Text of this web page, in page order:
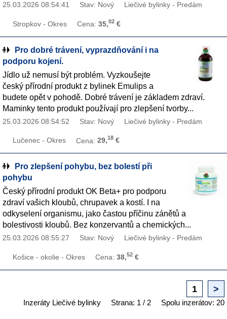
25.03.2026 08:54:41 Stav: Nový Liečivé bylinky - Predám
Stropkov - Okres Cena: 35,02 €
Pro dobré trávení, vyprazdňování i na
podporu kojení.
Jídlo už nemusí být problém. Vyzkoušejte
český přírodní produkt z bylinek Emulips a
budete opět v pohodě. Dobré trávení je základem zdraví.
Maminky tento produkt používají pro zlepšení tvorby...
25.03.2026 08:54:52 Stav: Nový Liečivé bylinky - Predám
Lučenec - Okres Cena: 29,18 €
Pro zlepšení pohybu, bez bolestí při
pohybu
Český přírodní produkt OK Beta+ pro podporu
zdraví vašich kloubů, chrupavek a kostí. I na
odkyselení organismu, jako častou příčinu zánětů a
bolestivosti kloubů. Bez konzervantů a chemických...
25.03.2026 08:55:27 Stav: Nový Liečivé bylinky - Predám
Košice - okolie - Okres Cena: 38,52 €
1 >
Inzeráty Liečivé bylinky Strana: 1 / 2 Spolu inzerátov: 20